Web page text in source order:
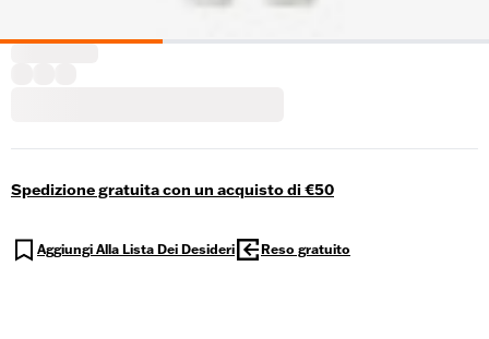
Spedizione gratuita con un acquisto di €50
Aggiungi Alla Lista Dei Desideri Reso gratuito